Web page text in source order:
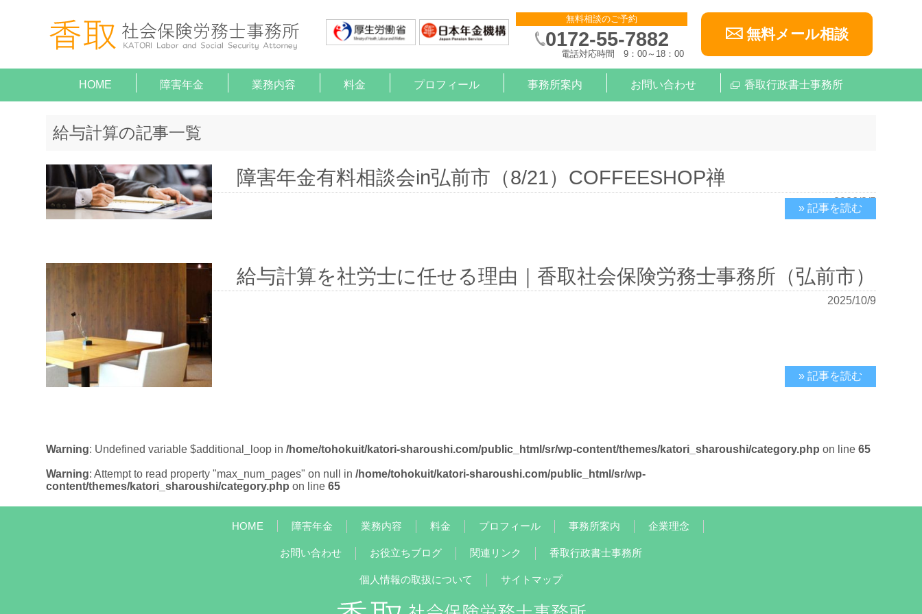
無料相談のご予約
0172-55-7882
電話対応時間 9：00～18：00
無料メール相談
HOME 障害年金 業務内容 料金 プロフィール 事務所案内 お問い合わせ 香取行政書士事務所
給与計算の記事一覧
障害年金有料相談会in弘前市（8/21）COFFEESHOP禅
2026/8/5
» 記事を読む
給与計算を社労士に任せる理由｜香取社会保険労務士事務所（弘前市）
2025/10/9
» 記事を読む
Warning: Undefined variable $additional_loop in/home/tohokuit/katori-sharoushi.com/public_html/sr/wp-content/themes/katori_sharoushi/category.php on line65
Warning: Attempt to read property "max_num_pages" on null in/home/tohokuit/katori-sharoushi.com/public_html/sr/wp-
content/themes/katori_sharoushi/category.php on line65
HOME 障害年金 業務内容 料金 プロフィール 事務所案内 企業理念
お問い合わせ お役立ちブログ 関連リンク 香取行政書士事務所
個人情報の取扱について サイトマップ